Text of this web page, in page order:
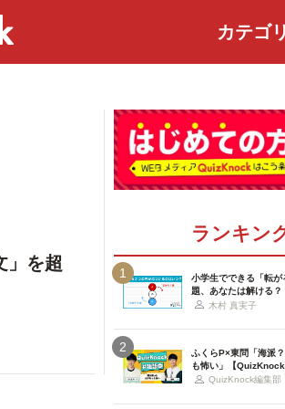
カテゴリ
」を超
ランキン
1
小学生でできる「転が
題、あなたは解ける？
木村 真実子
2
ふくらP×東問「海派
も怖い」【QuizKnock
QuizKnock編集部